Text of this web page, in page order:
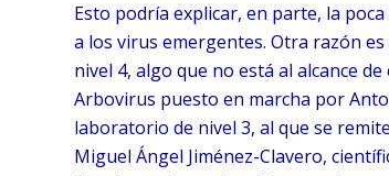
Esto podría explicar, en parte, la
a los virus emergentes. Otra razón
nivel 4, algo que no está al alcance
Arbovirus puesto en marcha por
laboratorio de nivel 3, al que se
Miguel Ángel Jiménez-Clavero,